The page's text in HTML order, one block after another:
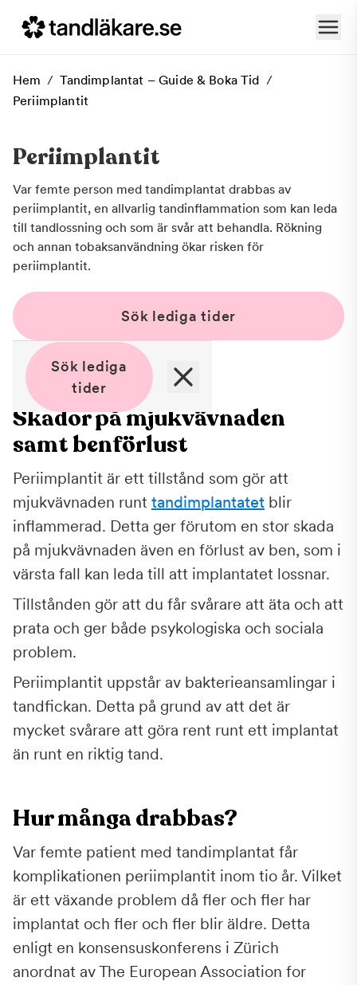
Hem / Tandimplantat – Guide & Boka Tid /
Periimplantit
Periimplantit
Var femte person med tandimplantat drabbas av
periimplantit, en allvarlig tandinflammation som kan leda
till tandlossning och som är svår att behandla. Rökning
och annan tobaksanvändning ökar risken för
periimplantit.
Sök lediga tider
Sök lediga
tider
Skador på mjukvävnaden
samt benförlust
Periimplantit är ett tillstånd som gör att
mjukvävnaden runt tandimplantatet blir
inflammerad. Detta ger förutom en stor skada
på mjukvävnaden även en förlust av ben, som i
värsta fall kan leda till att implantatet lossnar.
Tillstånden gör att du får svårare att äta och att
prata och ger både psykologiska och sociala
problem.
Periimplantit uppstår av bakterieansamlingar i
tandfickan. Detta på grund av att det är
mycket svårare att göra rent runt ett implantat
än runt en riktig tand.
Hur många drabbas?
Var femte patient med tandimplantat får
komplikationen periimplantit inom tio år. Vilket
är ett växande problem då fler och fler har
implantat och fler och fler blir äldre. Detta
enligt en konsensuskonferens i Zürich
anordnat av The European Association for